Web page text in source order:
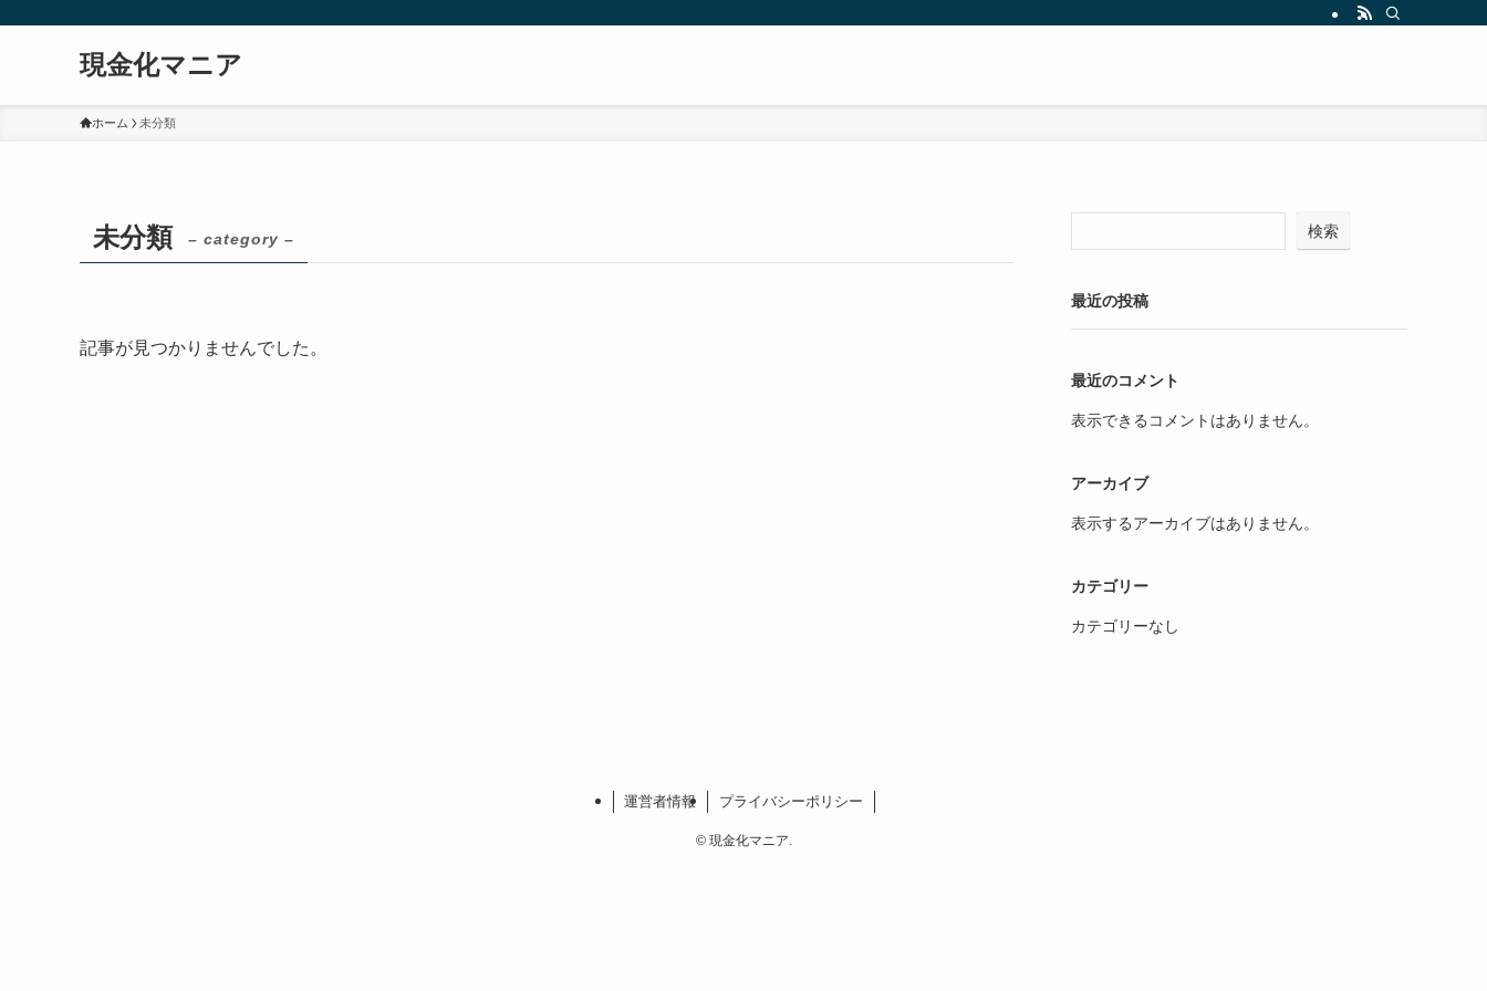
現金化マニア
ホーム 未分類
未分類 – category –
記事が見つかりませんでした。
検索
最近の投稿
最近のコメント
表示できるコメントはありません。
アーカイブ
表示するアーカイブはありません。
カテゴリー
カテゴリーなし
運営者情報 プライバシーポリシー
©現金化マニア.